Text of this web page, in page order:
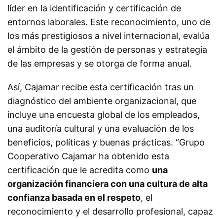
líder en la identificación y certificación de
entornos laborales. Este reconocimiento, uno de
los más prestigiosos a nivel internacional, evalúa
el ámbito de la gestión de personas y estrategia
de las empresas y se otorga de forma anual.
Así, Cajamar recibe esta certificación tras un
diagnóstico del ambiente organizacional, que
incluye una encuesta global de los empleados,
una auditoría cultural y una evaluación de los
beneficios, políticas y buenas prácticas. “Grupo
Cooperativo Cajamar ha obtenido esta
certificación que le acredita como una
organización financiera con una cultura de alta
confianza basada en el respeto, el
reconocimiento y el desarrollo profesional, capaz